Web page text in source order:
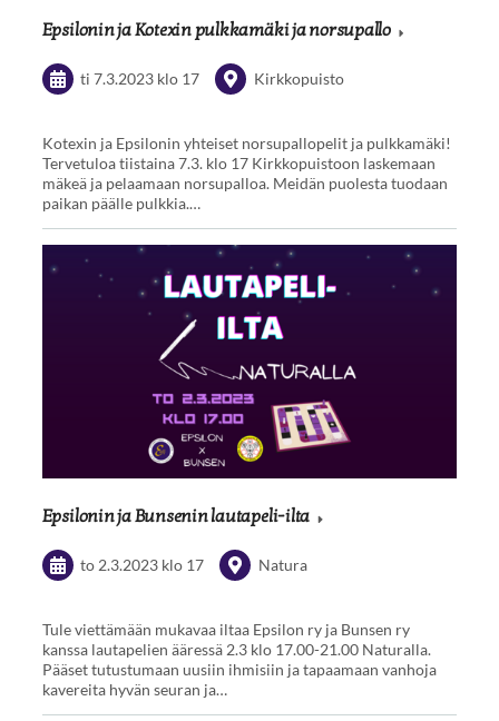
Epsilonin ja Kotexin pulkkamäki ja norsupallo
ti 7.3.2023 klo 17 Kirkkopuisto
Kotexin ja Epsilonin yhteiset norsupallopelit ja pulkkamäki!
Tervetuloa tiistaina 7.3. klo 17 Kirkkopuistoon laskemaan
mäkeä ja pelaamaan norsupalloa. Meidän puolesta tuodaan
paikan päälle pulkkia.…
Epsilonin ja Bunsenin lautapeli-ilta
to 2.3.2023 klo 17 Natura
Tule viettämään mukavaa iltaa Epsilon ry ja Bunsen ry
kanssa lautapelien ääressä 2.3 klo 17.00-21.00 Naturalla.
Pääset tutustumaan uusiin ihmisiin ja tapaamaan vanhoja
kavereita hyvän seuran ja…